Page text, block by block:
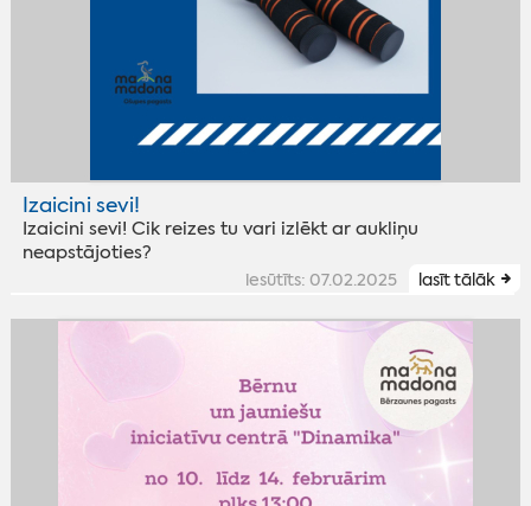
Izaicini sevi!
Izaicini sevi! Cik reizes tu vari izlēkt ar aukliņu
neapstājoties?
iesūtīts: 07.02.2025 lasīt tālāk